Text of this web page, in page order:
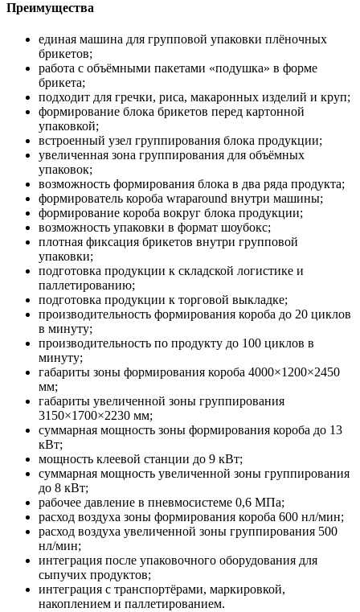
Преимущества
единая машина для групповой упаковки плёночных
брикетов;
работа с объёмными пакетами «подушка» в форме
брикета;
подходит для гречки, риса, макаронных изделий и круп;
формирование блока брикетов перед картонной
упаковкой;
встроенный узел группирования блока продукции;
увеличенная зона группирования для объёмных
упаковок;
возможность формирования блока в два ряда продукта;
формирователь короба wraparound внутри машины;
формирование короба вокруг блока продукции;
возможность упаковки в формат шоубокс;
плотная фиксация брикетов внутри групповой
упаковки;
подготовка продукции к складской логистике и
паллетированию;
подготовка продукции к торговой выкладке;
производительность формирования короба до 20 циклов
в минуту;
производительность по продукту до 100 циклов в
минуту;
габариты зоны формирования короба 4000×1200×2450
мм;
габариты увеличенной зоны группирования
3150×1700×2230 мм;
суммарная мощность зоны формирования короба до 13
кВт;
мощность клеевой станции до 9 кВт;
суммарная мощность увеличенной зоны группирования
до 8 кВт;
рабочее давление в пневмосистеме 0,6 МПа;
расход воздуха зоны формирования короба 600 нл/мин;
расход воздуха увеличенной зоны группирования 500
нл/мин;
интеграция после упаковочного оборудования для
сыпучих продуктов;
интеграция с транспортёрами, маркировкой,
накоплением и паллетированием.